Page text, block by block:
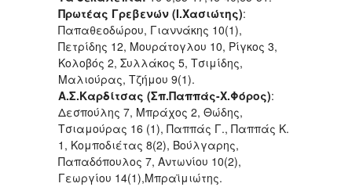
Πρωτέας Γρεβενών (Ι.Χασιώτης):
Παπαθεοδώρου, Γιαννάκης 10(1),
Πετρίδης 12, Μουράτογλου 10, Ρίγκος 3,
Κολοβός 2, Συλλάκος 5, Τσιμίδης,
Μαλιούρας, Τζήμου 9(1).
Α.Σ.Καρδίτσας (Σπ.Παππάς-Χ.Φόρος):
Δεσπούλης 7, Μπράχος 2, Θώδης,
Τσιαμούρας 16 (1), Παππάς Γ., Παππάς Κ.
1, Κομποδιέτας 8(2), Βούλγαρης,
Παπαδόπουλος 7, Αντωνίου 10(2),
Γεωργίου 14(1),Μπραϊμιώτης.